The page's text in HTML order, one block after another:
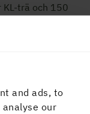
and ads, to
our
trä och 150
ligger i tiden.
och
monteras
Henric